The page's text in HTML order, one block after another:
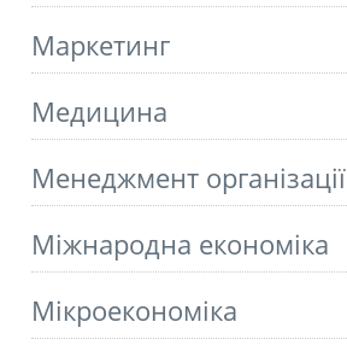
Маркетинг
Медицина
Менеджмент організації
Міжнародна економіка
Мікроекономіка